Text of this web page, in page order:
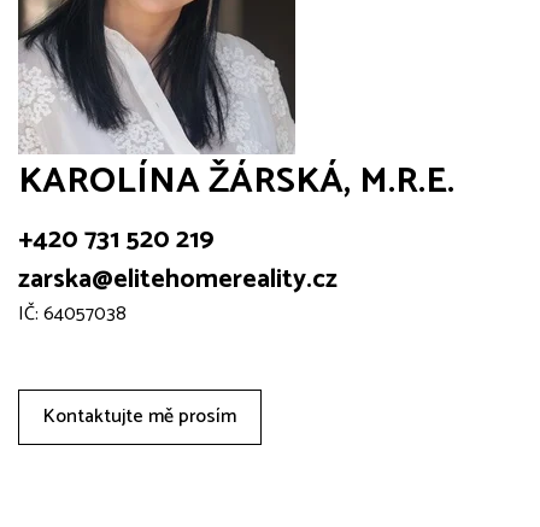
KAROLÍNA ŽÁRSKÁ, M.R.E.
+420 731 520 219
zarska@elitehomereality.cz
IČ: 64057038
Kontaktujte mě prosím